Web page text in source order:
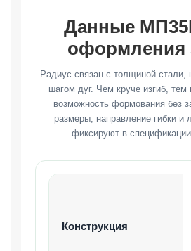
Данные
оформления
Радиус связан с толщиной стали,
шагом дуг. Чем круче изгиб, тем
возможность формования без
размеры, направление гибки и
фиксируют в
Конструкция